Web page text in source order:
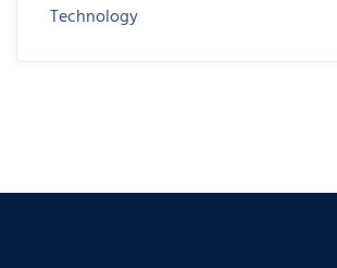
Technology